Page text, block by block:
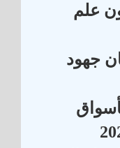
علم
جهود